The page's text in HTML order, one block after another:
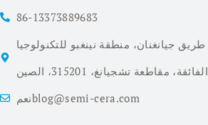
86-13373889683
رقم 1958 طريق جيانغنان، منطقة نينغبو للتكنولوجيا
الفائقة، مقاطعة تشجيانغ، 315201، الصين
نعمblog@semi-cera.com